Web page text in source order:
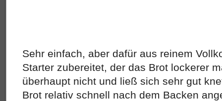
Sehr einfach, aber dafür aus reinem
Starter zubereitet, der das Brot lockerer
überhaupt nicht und ließ sich sehr gut
Brot relativ schnell nach dem Backen